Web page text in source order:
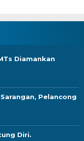
Diamankan
Pelancong
Diri.